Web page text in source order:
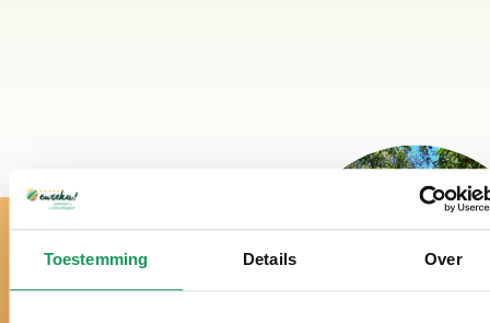
Toestemming Details Over